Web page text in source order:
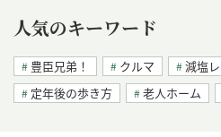
人気のキーワード
豊臣兄弟！ クルマ 減塩
定年後の歩き方
老人ホーム